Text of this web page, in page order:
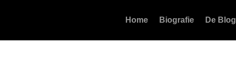
Home Biografie De Blog